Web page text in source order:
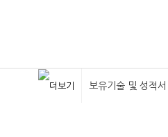
보유기술 및 성적서